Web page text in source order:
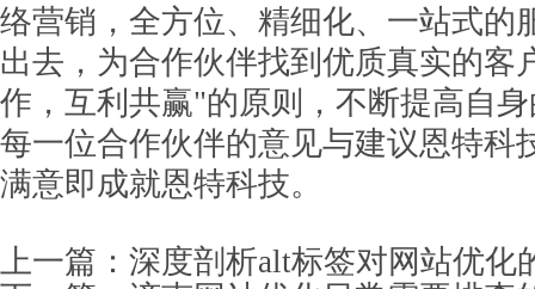
络营销，全方位、精细化、一站式的
出去，为合作伙伴找到优质真实的客
作，互利共赢"的原则，不断提高自
每一位合作伙伴的意见与建议恩特科
满意即成就恩特科技。
上一篇： 深度剖析alt标签对网站优化